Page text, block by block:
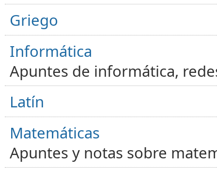
Griego
Informática
Apuntes de informática,
Latín
Matemáticas
Apuntes y notas sobre